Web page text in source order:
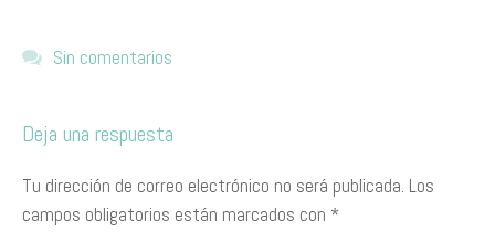
Sin comentarios
Deja una respuesta
Tu dirección de correo electrónico no será publicada. Los
campos obligatorios están marcados con *